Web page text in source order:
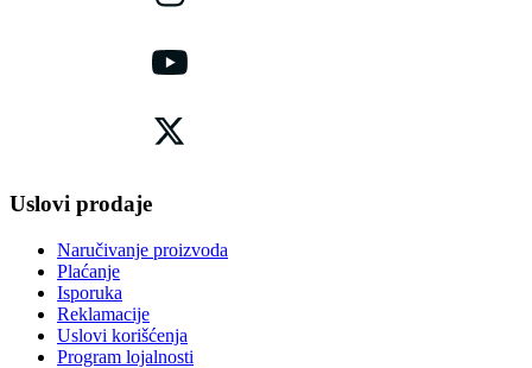
Uslovi prodaje
Naručivanje proizvoda
Plaćanje
Isporuka
Reklamacije
Uslovi korišćenja
Program lojalnosti